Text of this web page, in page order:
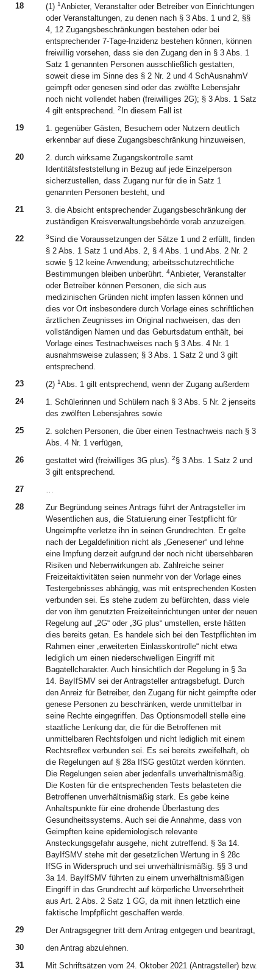
18 (1) 1Anbieter, Veranstalter oder Betreiber von Einrichtungen
oder Veranstaltungen, zu denen nach § 3 Abs. 1 und 2, §§
4, 12 Zugangsbeschränkungen bestehen oder bei
entsprechender 7-Tage-Inzidenz bestehen können, können
freiwillig vorsehen, dass sie den Zugang den in § 3 Abs. 1
Satz 1 genannten Personen ausschließlich gestatten,
soweit diese im Sinne des § 2 Nr. 2 und 4 SchAusnahmV
geimpft oder genesen sind oder das zwölfte Lebensjahr
noch nicht vollendet haben (freiwilliges 2G); § 3 Abs. 1 Satz
4 gilt entsprechend. 2 In diesem Fall ist
19
1. gegenüber Gästen, Besuchern oder Nutzern deutlich
erkennbar auf diese Zugangsbeschränkung hinzuweisen,
20
2. durch wirksame Zugangskontrolle samt
Identitätsfeststellung in Bezug auf jede Einzelperson
sicherzustellen, dass Zugang nur für die in Satz 1
genannten Personen besteht, und
21
3. die Absicht entsprechender Zugangsbeschränkung der
zuständigen Kreisverwaltungsbehörde vorab anzuzeigen.
22
3Sind die Voraussetzungen der Sätze 1 und 2 erfüllt, finden
§ 2 Abs. 1 Satz 1 und Abs. 2, § 4 Abs. 1 und Abs. 2 Nr. 2
sowie § 12 keine Anwendung; arbeitsschutzrechtliche
Bestimmungen bleiben unberührt. 4Anbieter, Veranstalter
oder Betreiber können Personen, die sich aus
medizinischen Gründen nicht impfen lassen können und
dies vor Ort insbesondere durch Vorlage eines schriftlichen
ärztlichen Zeugnisses im Original nachweisen, das den
vollständigen Namen und das Geburtsdatum enthält, bei
Vorlage eines Testnachweises nach § 3 Abs. 4 Nr. 1
ausnahmsweise zulassen; § 3 Abs. 1 Satz 2 und 3 gilt
entsprechend.
23
(2) 1Abs. 1 gilt entsprechend, wenn der Zugang außerdem
24
1. Schülerinnen und Schülern nach § 3 Abs. 5 Nr. 2 jenseits
des zwölften Lebensjahres sowie
25
2. solchen Personen, die über einen Testnachweis nach § 3
Abs. 4 Nr. 1 verfügen,
26
gestattet wird (freiwilliges 3G plus). 2§ 3 Abs. 1 Satz 2 und
3 gilt entsprechend.
27
…
28
Zur Begründung seines Antrags führt der Antragsteller im
Wesentlichen aus, die Statuierung einer Testpflicht für
Ungeimpfte verletze ihn in seinen Grundrechten. Er gelte
nach der Legaldefinition nicht als „Genesener“ und lehne
eine Impfung derzeit aufgrund der noch nicht übersehbaren
Risiken und Nebenwirkungen ab. Zahlreiche seiner
Freizeitaktivitäten seien nunmehr von der Vorlage eines
Testergebnisses abhängig, was mit entsprechenden Kosten
verbunden sei. Es stehe zudem zu befürchten, dass viele
der von ihm genutzten Freizeiteinrichtungen unter der neuen
Regelung auf „2G“ oder „3G plus“ umstellen, erste hätten
dies bereits getan. Es handele sich bei den Testpflichten im
Rahmen einer „erweiterten Einlasskontrolle“ nicht etwa
lediglich um einen niederschwelligen Eingriff mit
Bagatellcharakter. Auch hinsichtlich der Regelung in § 3a
14. BayIfSMV sei der Antragsteller antragsbefugt. Durch
den Anreiz für Betreiber, den Zugang für nicht geimpfte oder
genese Personen zu beschränken, werde unmittelbar in
seine Rechte eingegriffen. Das Optionsmodell stelle eine
staatliche Lenkung dar, die für die Betroffenen mit
unmittelbaren Rechtsfolgen und nicht lediglich mit einem
Rechtsreflex verbunden sei. Es sei bereits zweifelhaft, ob
die Regelungen auf § 28a IfSG gestützt werden könnten.
Die Regelungen seien aber jedenfalls unverhältnismäßig.
Die Kosten für die entsprechenden Tests belasteten die
Betroffenen unverhältnismäßig stark. Es gebe keine
Anhaltspunkte für eine drohende Überlastung des
Gesundheitssystems. Auch sei die Annahme, dass von
Geimpften keine epidemiologisch relevante
Ansteckungsgefahr ausgehe, nicht zutreffend. § 3a 14.
BayIfSMV stehe mit der gesetzlichen Wertung in § 28c
IfSG in Widerspruch und sei unverhältnismäßig. §§ 3 und
3a 14. BayIfSMV führten zu einem unverhältnismäßigen
Eingriff in das Grundrecht auf körperliche Unversehrtheit
aus Art. 2 Abs. 2 Satz 1 GG, da mit ihnen letztlich eine
faktische Impfpflicht geschaffen werde.
29
Der Antragsgegner tritt dem Antrag entgegen und beantragt,
30
den Antrag abzulehnen.
31
Mit Schriftsätzen vom 24. Oktober 2021 (Antragsteller) bzw.